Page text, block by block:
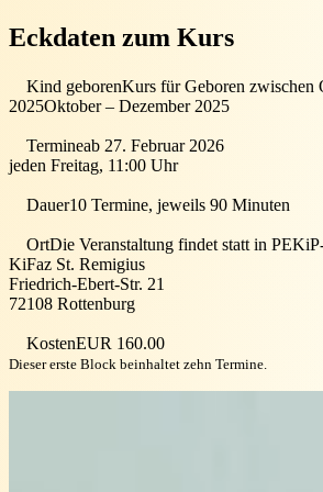
Eckdaten zum Kurs
Kind geborenKurs für Geboren zwischen
2025Oktober – Dezember 2025
Termineab 27. Februar 2026
jeden Freitag, 11:00 Uhr
Dauer10 Termine, jeweils 90 Minuten
OrtDie Veranstaltung findet statt in
KiFaz St. Remigius
Friedrich-Ebert-Str. 21
72108 Rottenburg
KostenEUR 160.00
Dieser erste Block beinhaltet zehn Termine.